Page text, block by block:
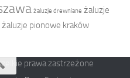
żaluzje drewniane żaluzje
żaluzje pionowe kraków
prawa zastrzeżone